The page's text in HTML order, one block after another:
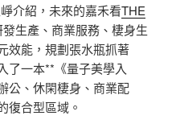
介紹，未來的嘉禾看THE
生產、商業服務、棲身生
效能，規劃張水瓶抓著
了一本**《量子美學入
公、休閑棲身、商業配
復合型區域。